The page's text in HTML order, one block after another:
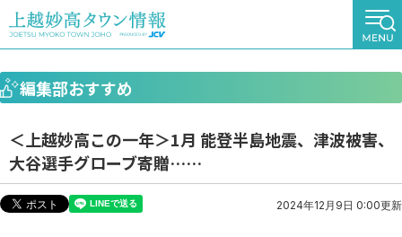
編集部おすすめ
＜上越妙高この一年＞1月 能登半島地震、津波被害、
大谷選手グローブ寄贈……
2024年12月9日 0:00更新